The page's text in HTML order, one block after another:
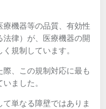
療機器等の品質、有効性
律）が、医療機器の開
規制しています。
、この規制対応に最も
ました。
単なる障壁ではありま